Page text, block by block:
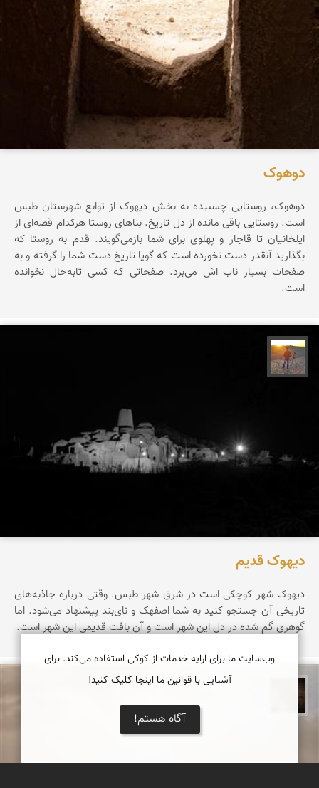
دوهوک
دوهوک، روستایی چسبیده به بخش دیهوک از توابع شهرستان طبس
است. روستایی باقی مانده از دل تاریخ. بناهای روستا هرکدام قصه‌ای از
ایلخانیان تا قاجار و پهلوی‌ برای شما بازمی‌گویند. قدم به روستا که
بگذارید آنقدر دست نخورده است که گویا تاریخ دست شما را گرفته و به
صفحات بسیار ناب اش می‌برد. صفحاتی که کسی تابه‌حال نخوانده
است.
دیهوک قدیم
دیهوک شهر کوچکی است در شرق شهر طبس. وقتی درباره جاذبه‌های
تاریخی آن جستجو کنید به شما اصفهک و نای‌بند پیشنهاد می‌شود. اما
گوهری گم شده در دل این شهر است و آن بافت قدیمی این شهر است.
وب‌سایت ما برای ارایه خدمات از کوکی استفاده می‌کند. برای
آشنایی با قوانین ما اینجا کلیک کنید!
آگاه هستم!